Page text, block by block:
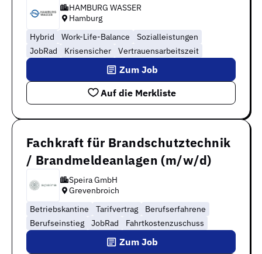
HAMBURG WASSER
Hamburg
Hybrid
Work-Life-Balance
Sozialleistungen
JobRad
Krisensicher Vertrauensarbeitszeit
Auf die Merkliste
Zum Job
Fachkraft für Brandschutztechnik
/ Brandmeldeanlagen (m/w/d)
Speira GmbH
Grevenbroich
Betriebskantine
Tarifvertrag
Berufserfahrene
Berufseinstieg
JobRad Fahrtkostenzuschuss
Zum Job